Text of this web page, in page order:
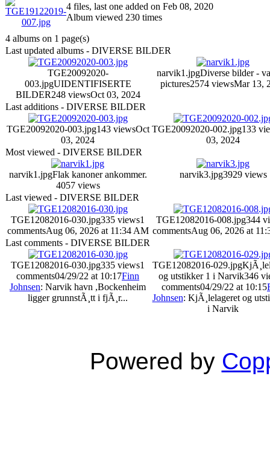
4 files, last one added on Feb 08, 2020
Album viewed 230 times
4 albums on 1 page(s)
Last updated albums - DIVERSE BILDER
TGE20092020-
003.jpgUIDENTIFISERTE
BILDER248 viewsOct 03, 2024
narvik1.jpgDiverse bilder -
pictures2574 viewsMar 13,
Last additions - DIVERSE BILDER
TGE20092020-003.jpg143 viewsOct
03, 2024
TGE20092020-002.jpg133
03, 2024
Most viewed - DIVERSE BILDER
narvik1.jpgFlak kanoner ankommer.
4057 views
narvik3.jpg3929 views
Last viewed - DIVERSE BILDER
TGE12082016-030.jpg335 views1
commentsAug 06, 2026 at 11:34 AM
TGE12082016-008.jpg344
commentsAug 06, 2026 at
Last comments - DIVERSE BILDER
TGE12082016-030.jpg335 views1
comments04/29/22 at 10:17Finn
Johnsen: Narvik havn ,Bockenheim
ligger grunnstÃ¸tt i fjÃ¸r...
TGE12082016-029.jpg
og utstikker 1 i Narvik346
comments04/29/22 at 10:15
Johnsen: KjÃ¸lelageret og
i Narvik
Powered by